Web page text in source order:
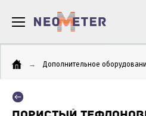
→ Дополнительное